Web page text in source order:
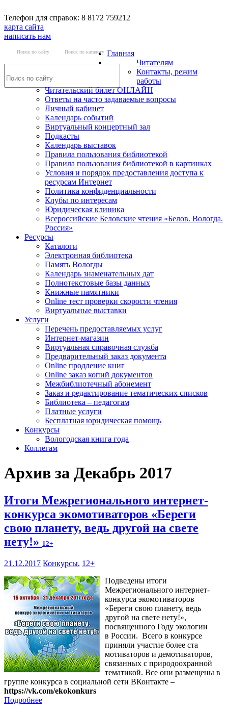
Телефон для справок: 8 8172 759212
карта сайта
написать нам
Поиск по сайту Поиск по каталогу Главная
Читателям
Контакты, режим
работы
Читательский билет ОНЛАЙН
Ответы на часто задаваемые вопросы
Личный кабинет
Календарь событий
Виртуальный концертный зал
Подкасты
Календарь выставок
Правила пользования библиотекой
Правила пользования библиотекой в картинках
Условия и порядок предоставления доступа к
ресурсам Интернет
Политика конфиденциальности
Клубы по интересам
Юридическая клиника
Всероссийские Беловские чтения «Белов. Вологда.
Россия»
Ресурсы
Каталоги
Электронная библиотека
Память Вологды
Календарь знаменательных дат
Полнотекстовые базы данных
Книжные памятники
Online тест проверки скорости чтения
Виртуальные выставки
Услуги
Перечень предоставляемых услуг
Интернет-магазин
Виртуальная справочная служба
Предварительный заказ документа
Online продление книг
Online заказ копий документов
Межбиблиотечный абонемент
Заказ и редактирование тематических списков
Библиотека – педагогам
Платные услуги
Бесплатная юридическая помощь
Конкурсы
Вологодская книга года
Коллегам
Архив за Декабрь 2017
Итоги Межрегионального интернет-
конкурса экомотиваторов «Береги
свою планету, ведь другой на свете
нету!» 12+
21.12.2017 Конкурсы, 12+
Подведены итоги
Межрегионального интернет-
конкурса экомотиваторов
«Береги свою планету, ведь
другой на свете нету!»,
посвященного Году экологии
в России. Всего в конкурсе
приняли участие более ста
мотиваторов и демотиваторов,
связанных с природоохранной
тематикой. Все они размещены в
группе конкурса в социальной сети ВКонтакте –
https://vk.com/ekokonkurs
Подробнее